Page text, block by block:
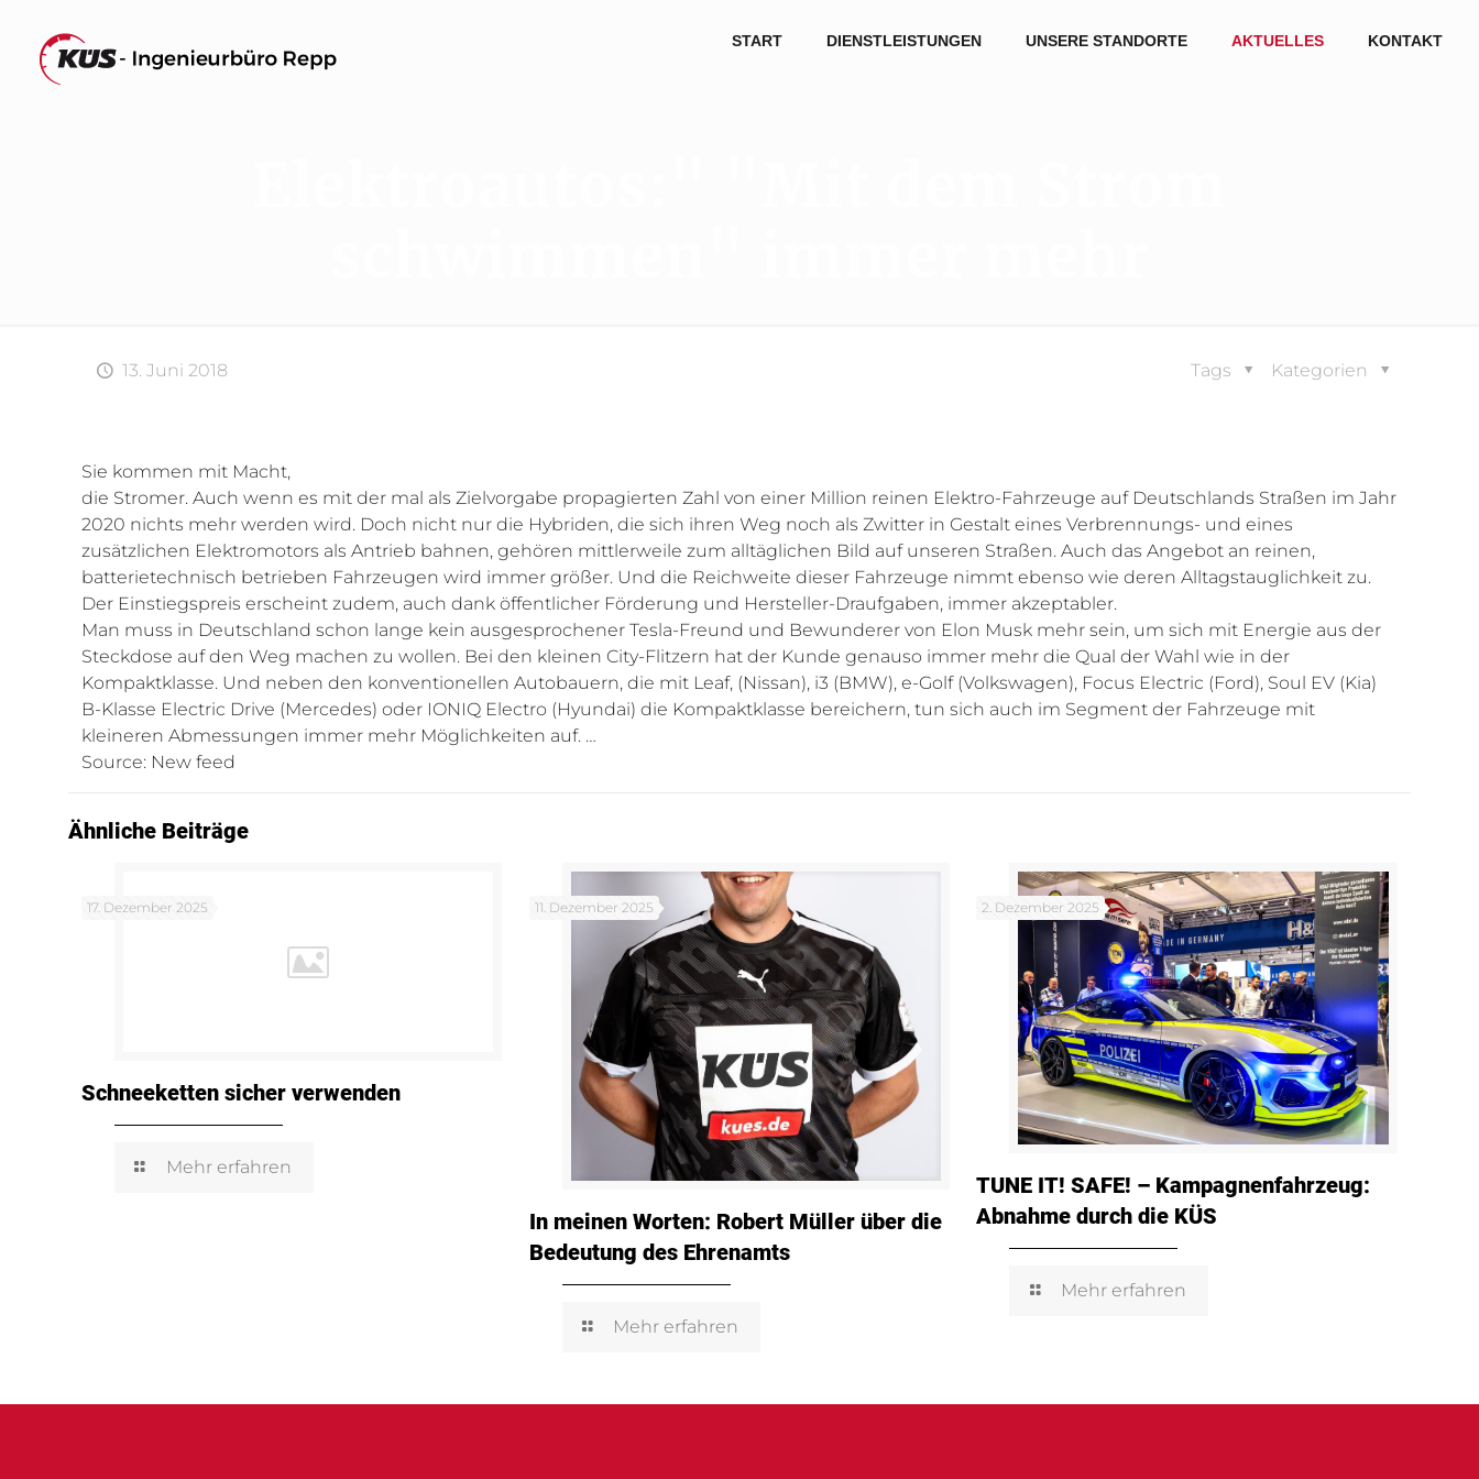
START DIENSTLEISTUNGEN UNSERE STANDORTE AKTUELLES KONTAKT
13. Juni 2018 Kategorien
Tags
Sie kommen mit Macht,
die Stromer. Auch wenn es mit der mal als Zielvorgabe propagierten Zahl von einer Million reinen Elektro-Fahrzeuge auf Deutschlands Straßen im Jahr
2020 nichts mehr werden wird. Doch nicht nur die Hybriden, die sich ihren Weg noch als Zwitter in Gestalt eines Verbrennungs- und eines
zusätzlichen Elektromotors als Antrieb bahnen, gehören mittlerweile zum alltäglichen Bild auf unseren Straßen. Auch das Angebot an reinen,
batterietechnisch betrieben Fahrzeugen wird immer größer. Und die Reichweite dieser Fahrzeuge nimmt ebenso wie deren Alltagstauglichkeit zu.
Der Einstiegspreis erscheint zudem, auch dank öffentlicher Förderung und Hersteller-Draufgaben, immer akzeptabler.
Man muss in Deutschland schon lange kein ausgesprochener Tesla-Freund und Bewunderer von Elon Musk mehr sein, um sich mit Energie aus der
Steckdose auf den Weg machen zu wollen. Bei den kleinen City-Flitzern hat der Kunde genauso immer mehr die Qual der Wahl wie in der
Kompaktklasse. Und neben den konventionellen Autobauern, die mit Leaf, (Nissan), i3 (BMW), e-Golf (Volkswagen), Focus Electric (Ford), Soul EV (Kia)
B-Klasse Electric Drive (Mercedes) oder IONIQ Electro (Hyundai) die Kompaktklasse bereichern, tun sich auch im Segment der Fahrzeuge mit
kleineren Abmessungen immer mehr Möglichkeiten auf. …
Source: New feed
Ähnliche Beiträge
17. Dezember 2025
Schneeketten sicher verwenden
Mehr erfahren
11. Dezember 2025
In meinen Worten: Robert Müller über die
Bedeutung des Ehrenamts
Mehr erfahren
2. Dezember 2025
TUNE IT! SAFE! – Kampagnenfahrzeug:
Abnahme durch die KÜS
Mehr erfahren